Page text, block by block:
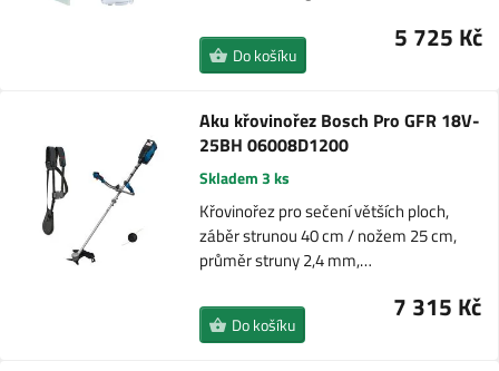
5 725 Kč
Do košíku
Aku křovinořez Bosch Pro GFR 18V-
25BH 06008D1200
Skladem 3 ks
Křovinořez pro sečení větších ploch,
záběr strunou 40 cm / nožem 25 cm,
průměr struny 2,4 mm,…
7 315 Kč
Do košíku